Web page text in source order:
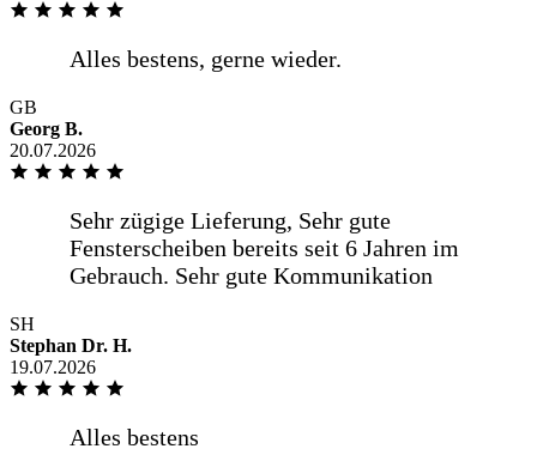
GB
Georg B.
20.07.2026
SH
Stephan Dr. H.
19.07.2026